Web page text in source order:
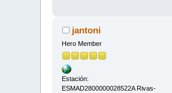
jantoni
Hero Member
Estación:
ESMAD2800000028522A Rivas-